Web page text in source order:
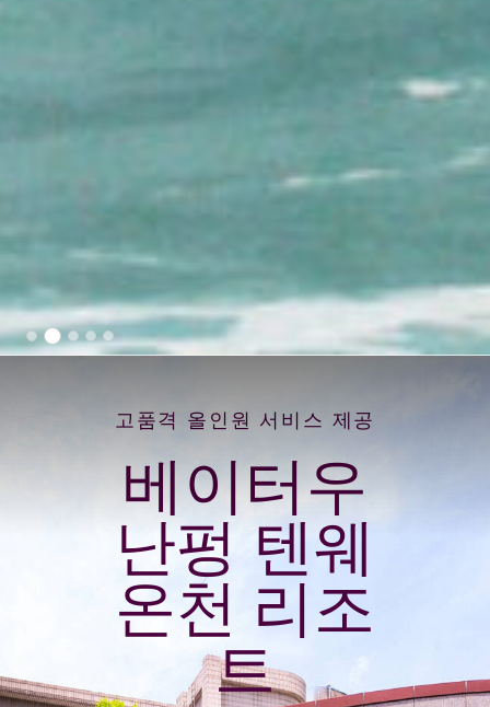
베이터우
난펑 텐웨
온천 리조
트
고품격 올인원 서비스 제공